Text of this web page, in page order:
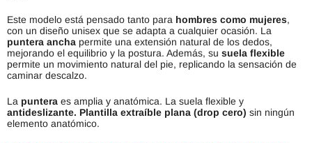
Este modelo está pensado tanto para hombres como mujeres,
con un diseño unisex que se adapta a cualquier ocasión. La
puntera ancha permite una extensión natural de los dedos,
mejorando el equilibrio y la postura. Además, su suela flexible
permite un movimiento natural del pie, replicando la sensación de
caminar descalzo.
La puntera es amplia y anatómica. La suela flexible y
antideslizante. Plantilla extraíble plana (drop cero) sin ningún
elemento anatómico.